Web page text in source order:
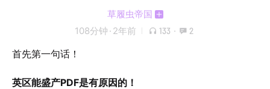
草履虫帝国
108分钟 · 2年前 133 · 2
首先第一句话！
英区能盛产PDF是有原因的！